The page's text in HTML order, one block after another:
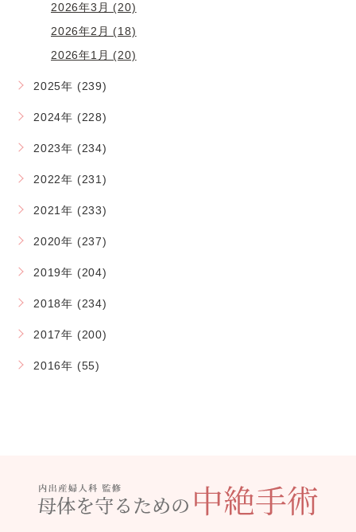
2026年3月 (20)
2026年2月 (18)
2026年1月 (20)
2025年 (239)
2024年 (228)
2023年 (234)
2022年 (231)
2021年 (233)
2020年 (237)
2019年 (204)
2018年 (234)
2017年 (200)
2016年 (55)